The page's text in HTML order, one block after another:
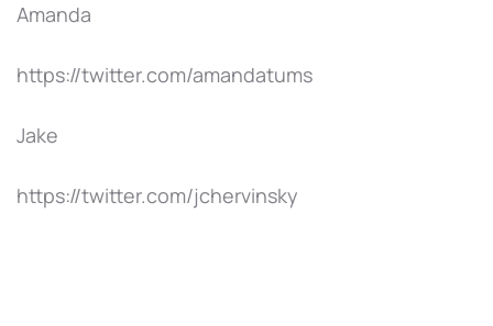
Amanda
https://twitter.com/amandatums
Jake
https://twitter.com/jchervinsky